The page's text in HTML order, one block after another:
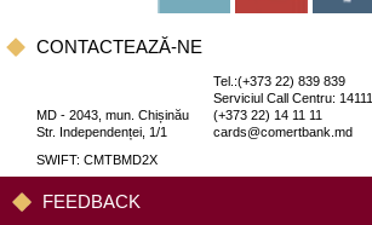
CONTACTEAZĂ-NE
MD - 2043, mun. Chișinău
Str. Independenței, 1/1
Tel.:(+373 22) 839 839
Serviciul Call Centru: 14111,
(+373 22) 14 11 11
cards@comertbank.md
SWIFT: CMTBMD2X
FEEDBACK